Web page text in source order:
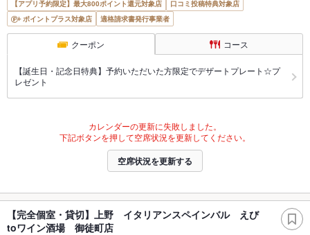
【アプリ予約限定】最大800ポイント還元対象店
口コミ投稿特典対象店
ポイントプラス対象店
適格請求書発行事業者
クーポン コース
【誕生日・記念日特典】予約いただいた方限定でデザートプレート☆プ
レゼント
カレンダーの更新に失敗しました。
下記ボタンを押して空席状況を更新してください。
空席状況を更新する
【完全個室・貸切】上野 イタリアンスペインバル えび
toワイン酒場 御徒町店